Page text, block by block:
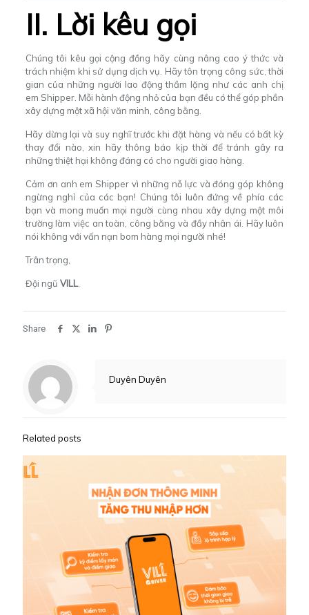
II. Lời kêu gọi
Chúng tôi kêu gọi cộng đồng hãy cùng nâng cao ý thức và
trách nhiệm khi sử dụng dịch vụ. Hãy tôn trọng công sức, thời
gian của những người lao động thầm lặng như các anh chị
em Shipper. Mỗi hành động nhỏ của bạn đều có thể góp phần
xây dựng một xã hội văn minh, công bằng.
Hãy dừng lại và suy nghĩ trước khi đặt hàng và nếu có bất kỳ
thay đổi nào, xin hãy thông báo kịp thời để tránh gây ra
những thiệt hại không đáng có cho người giao hàng.
Cảm ơn anh em Shipper vì những nỗ lực và đóng góp không
ngừng nghỉ của các bạn! Chúng tôi luôn đứng về phía các
bạn và mong muốn mọi người cùng nhau xây dựng một môi
trường làm việc an toàn, công bằng và đầy nhân ái. Hãy luôn
nói không với vấn nạn bom hàng mọi người nhé!
Trân trọng,
Đội ngũ VILL.
Share
Duyên Duyên
Related posts